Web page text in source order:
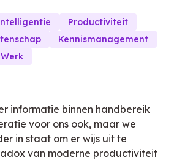
Productiviteit
Kennismanagement
informatie binnen handbereik
voor ons ook, maar we
in staat om er wijs uit te
van moderne productiviteit